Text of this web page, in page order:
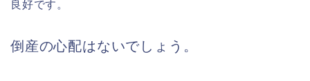
良好です。
倒産の心配はないでしょう。